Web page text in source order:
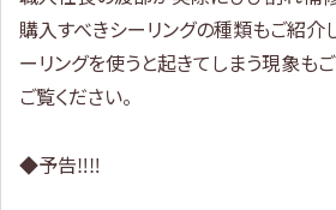
購入すべきシーリングの種類もご紹介
ーリングを使うと起きてしまう現象も
ご覧ください。
◆予告‼‼